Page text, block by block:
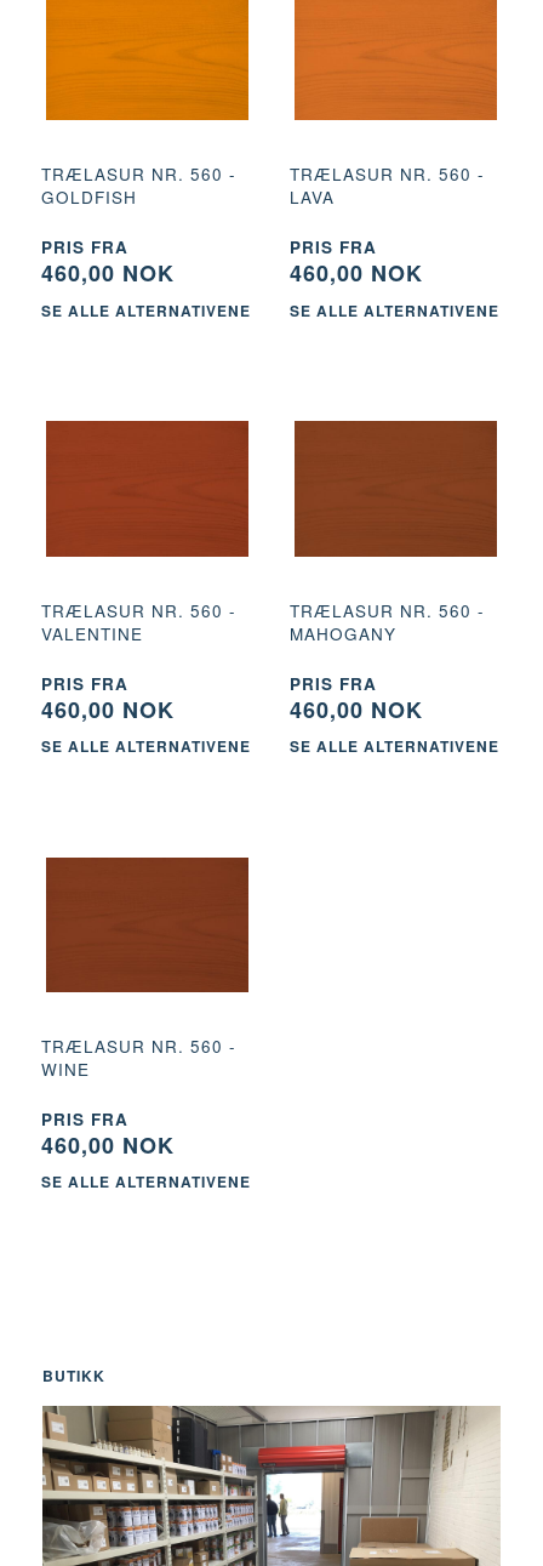
TRÆLASUR NR. 560 -
GOLDFISH
PRIS FRA
460,00 NOK
SE ALLE ALTERNATIVENE
TRÆLASUR NR. 560 -
LAVA
PRIS FRA
460,00 NOK
SE ALLE ALTERNATIVENE
TRÆLASUR NR. 560 -
VALENTINE
PRIS FRA
460,00 NOK
SE ALLE ALTERNATIVENE
TRÆLASUR NR. 560 -
MAHOGANY
PRIS FRA
460,00 NOK
SE ALLE ALTERNATIVENE
TRÆLASUR NR. 560 -
WINE
PRIS FRA
460,00 NOK
SE ALLE ALTERNATIVENE
BUTIKK